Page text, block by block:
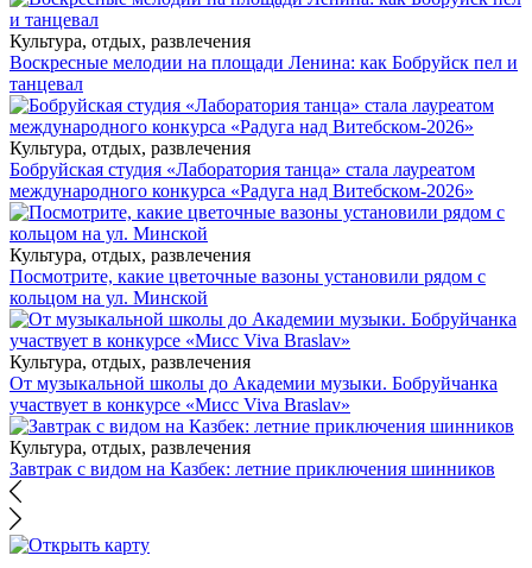
Культура, отдых, развлечения
Воскресные мелодии на площади Ленина: как Бобруйск пел и
танцевал
Культура, отдых, развлечения
Бобруйская студия «Лаборатория танца» стала лауреатом
международного конкурса «Радуга над Витебском-2026»
Культура, отдых, развлечения
Посмотрите, какие цветочные вазоны установили рядом с
кольцом на ул. Минской
Культура, отдых, развлечения
От музыкальной школы до Академии музыки. Бобруйчанка
участвует в конкурсе «Мисс Viva Braslav»
Культура, отдых, развлечения
Завтрак с видом на Казбек: летние приключения шинников